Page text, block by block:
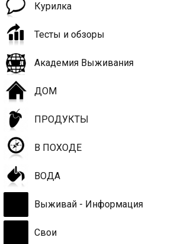
Курилка
Тесты и обзоры
Академия Выживания
ДОМ
ПРОДУКТЫ
В ПОХОДЕ
ВОДА
Выживай - Информация
Свои